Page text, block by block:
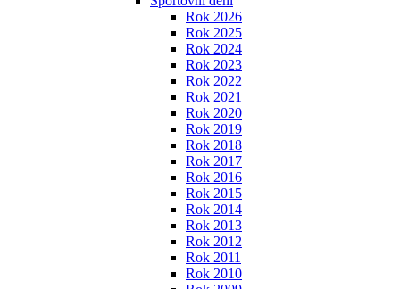
Rok 2026
Rok 2025
Rok 2024
Rok 2023
Rok 2022
Rok 2021
Rok 2020
Rok 2019
Rok 2018
Rok 2017
Rok 2016
Rok 2015
Rok 2014
Rok 2013
Rok 2012
Rok 2011
Rok 2010